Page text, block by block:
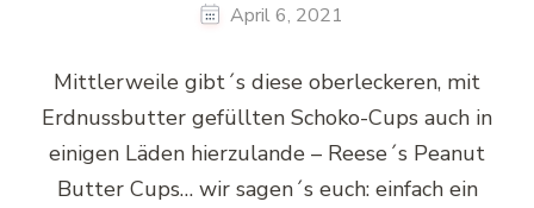
April 6, 2021
Mittlerweile gibt´s diese oberleckeren, mit
Erdnussbutter gefüllten Schoko-Cups auch in
einigen Läden hierzulande – Reese´s Peanut
Butter Cups… wir sagen´s euch: einfach ein